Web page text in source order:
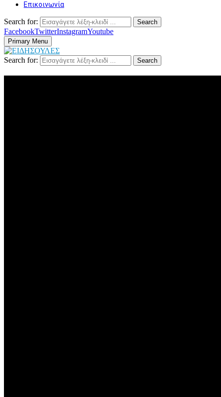
Επικοινωνία
Search for: Search
FacebookTwitterInstagramYoutube
Primary Menu
Search for: Search